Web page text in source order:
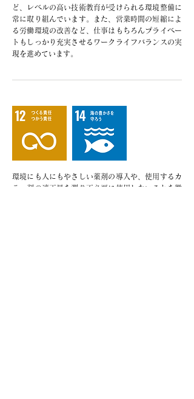
ど、レベルの高い技術教育が受けられる環境整備に
常に取り組んでいます。また、営業時間の短縮によ
る労働環境の改善など、仕事はもちろんプライベー
トもしっかり充実させるワークライフバランスの実
現を進めています。
環境にも人にもやさしい薬剤の導入や、使用するカ
ラー剤の適正量を測り不必要に使用しないことを徹